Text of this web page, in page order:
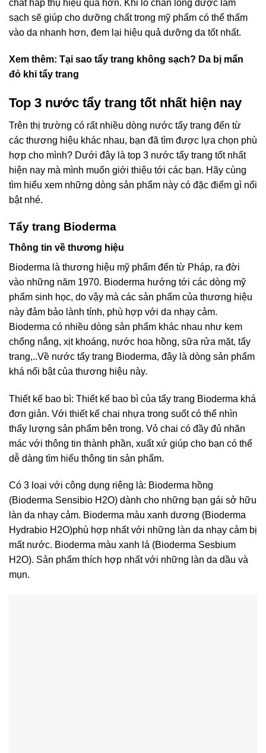
chất hấp thụ hiệu quả hơn. Khi lỗ chân lông được làm
sạch sẽ giúp cho dưỡng chất trong mỹ phẩm có thể thấm
vào da nhanh hơn, đem lại hiệu quả dưỡng da tốt nhất.
Xem thêm: Tại sao tẩy trang không sạch? Da bị mẩn
đỏ khi tẩy trang
Top 3 nước tẩy trang tốt nhất hiện nay
Trên thị trường có rất nhiều dòng nước tẩy trang đến từ
các thương hiệu khác nhau, bạn đã tìm được lựa chọn phù
hợp cho mình? Dưới đây là top 3 nước tẩy trang tốt nhất
hiện nay mà mình muốn giới thiệu tới các bạn. Hãy cùng
tìm hiểu xem những dòng sản phẩm này có đặc điểm gì nổi
bật nhé.
Tẩy trang Bioderma
Thông tin về thương hiệu
Bioderma là thương hiệu mỹ phẩm đến từ Pháp, ra đời
vào những năm 1970. Bioderma hướng tới các dòng mỹ
phẩm sinh học, do vậy mà các sản phẩm của thương hiệu
này đảm bảo lành tính, phù hợp với da nhạy cảm.
Bioderma có nhiều dòng sản phẩm khác nhau như kem
chống nắng, xịt khoáng, nước hoa hồng, sữa rửa mặt, tẩy
trang,..Về nước tẩy trang Bioderma, đây là dòng sản phẩm
khá nổi bật của thương hiệu này.
Thiết kế bao bì: Thiết kế bao bì của tẩy trang Bioderma khá
đơn giản. Với thiết kế chai nhựa trong suốt có thể nhìn
thấy lượng sản phẩm bên trong. Vỏ chai có đầy đủ nhãn
mác với thông tin thành phần, xuất xứ giúp cho bạn có thể
dễ dàng tìm hiểu thông tin sản phẩm.
Có 3 loại với công dụng riêng là: Bioderma hồng
(Bioderma Sensibio H2O) dành cho những bạn gái sở hữu
làn da nhạy cảm. Bioderma màu xanh dương (Bioderma
Hydrabio H2O)phù hợp nhất với những làn da nhạy cảm bị
mất nước. Bioderma màu xanh lá (Bioderma Sesbium
H2O). Sản phẩm thích hợp nhất với những làn da dầu và
mụn.